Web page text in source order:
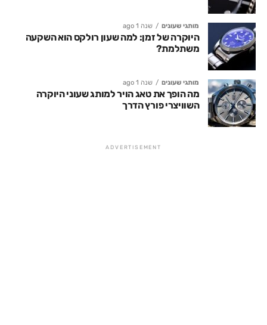
מותגי שעונים שנה 1 ago
היוקרה של זמן: למה שעון רולקס הוא השקעה
משתלמת?
מותגי שעונים שנה 1 ago
מה הופך את טאג הויר למותג שעוני היוקרה
השוויצרי פורץ הדרך
ADVERTISEMENT